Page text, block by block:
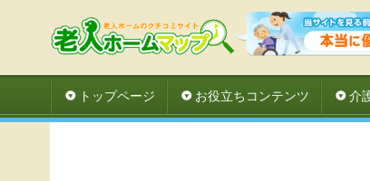
トップページ
お役立ちコンテンツ 介